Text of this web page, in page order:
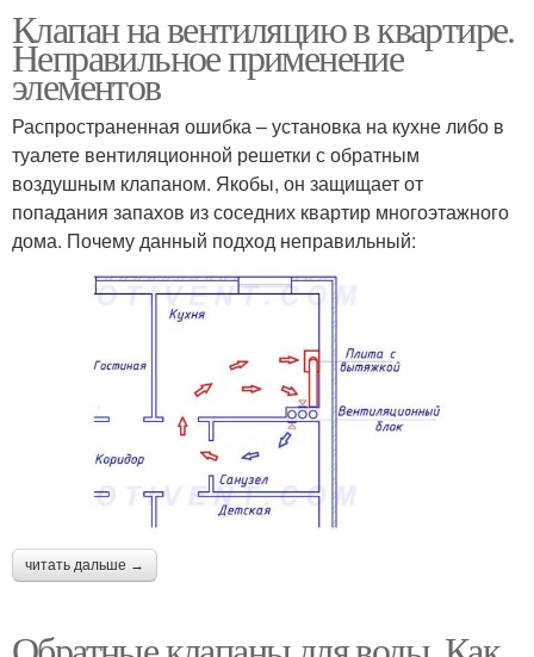
Клапан на вентиляцию в квартире.
Неправильное применение
элементов
Распространенная ошибка – установка на кухне либо в
туалете вентиляционной решетки с обратным
воздушным клапаном. Якобы, он защищает от
попадания запахов из соседних квартир многоэтажного
дома. Почему данный подход неправильный:
читать дальше →